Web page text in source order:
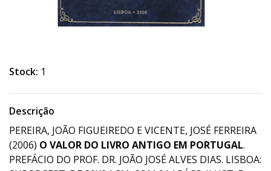
Stock: 1
Descrição
PEREIRA, JOÃO FIGUEIREDO E VICENTE, JOSÉ FERREIRA
(2006) O VALOR DO LIVRO ANTIGO EM PORTUGAL.
PREFÁCIO DO PROF. DR. JOÃO JOSÉ ALVES DIAS. LISBOA: